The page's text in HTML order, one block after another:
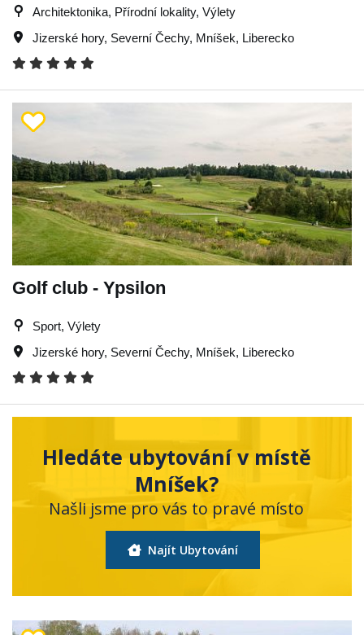
Architektonika, Přírodní lokality, Výlety
Jizerské hory, Severní Čechy, Mníšek, Liberecko
Golf club - Ypsilon
Sport, Výlety
Jizerské hory, Severní Čechy, Mníšek, Liberecko
Hledáte ubytování v místě
Mníšek?
Našli jsme pro vás to pravé místo
Najít Ubytování